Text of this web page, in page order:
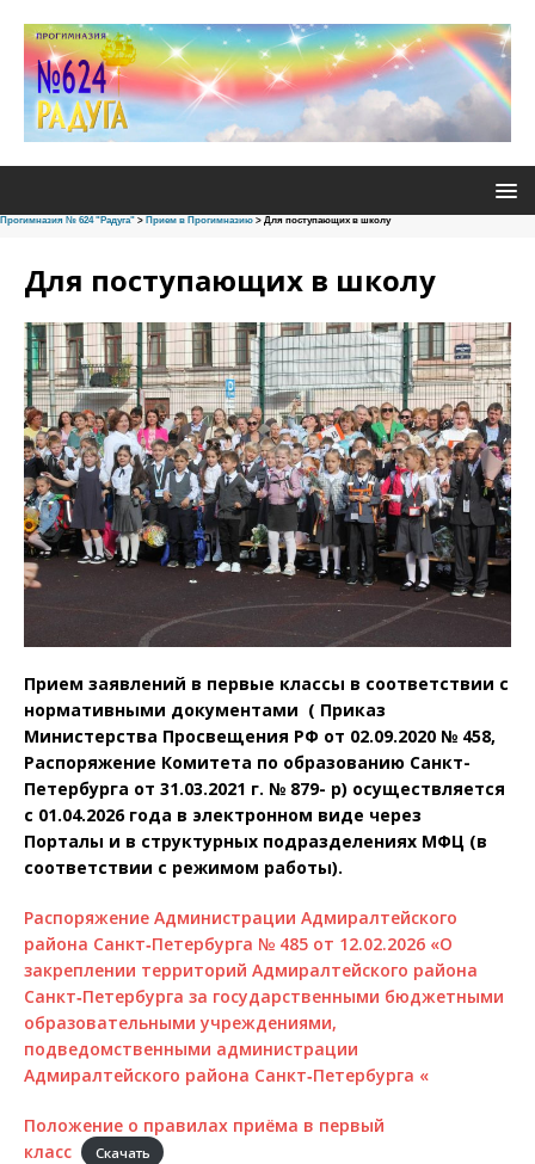
Прогимназия № 624 "Радуга" > Прием в Прогимназию > Для поступающих в школу
Для поступающих в школу
Прием заявлений в первые классы в соответствии с
нормативными документами ( Приказ
Министерства Просвещения РФ от 02.09.2020 № 458,
Распоряжение Комитета по образованию Санкт-
Петербурга от 31.03.2021 г. № 879- р) осуществляется
с 01.04.2026 года в электронном виде через
Порталы и в структурных подразделениях МФЦ (в
соответствии с режимом работы).
Распоряжение Администрации Адмиралтейского
района Санкт‑Петербурга № 485 от 12.02.2026 «О
закреплении территорий Адмиралтейского района
Санкт‑Петербурга за государственными бюджетными
образовательными учреждениями,
подведомственными администрации
Адмиралтейского района Санкт‑Петербурга «
Положение о правилах приёма в первый
класс
Скачать